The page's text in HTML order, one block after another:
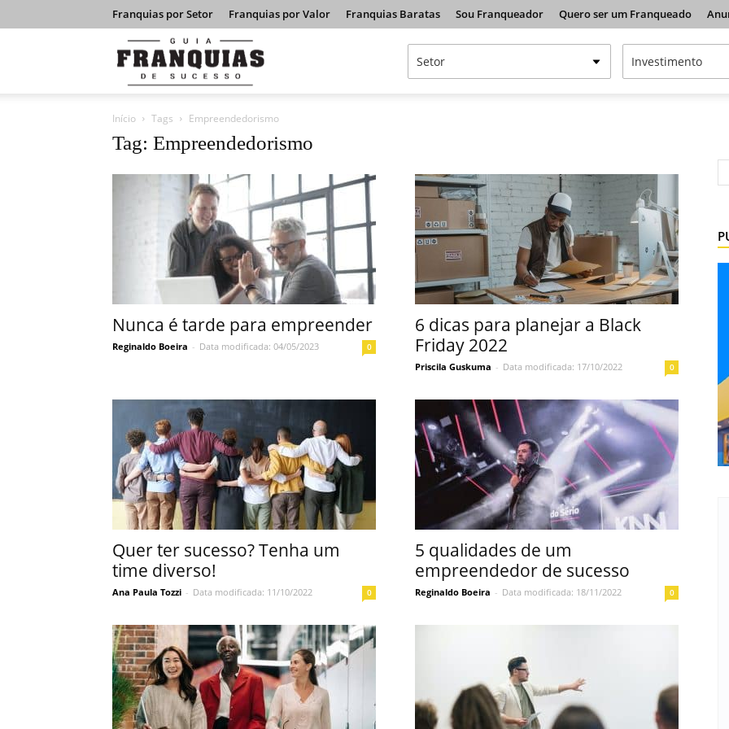
Franquias por Setor Franquias por Valor Franquias Baratas Sou Franqueador Quero ser um Franqueado
Franquias
de
Sucesso
Início Tags Empreendedorismo
Tag: Empreendedorismo
Nunca é tarde para empreender
Reginaldo Boeira - Data modificada: 04/05/2023 0
6 dicas para planejar a Black
Friday 2022
Priscila Guskuma - Data modificada: 17/10/2022 0
Quer ter sucesso? Tenha um
time diverso!
Ana Paula Tozzi - Data modificada: 11/10/2022 0
5 qualidades de um
empreendedor de sucesso
Reginaldo Boeira - Data modificada: 18/11/2022 0